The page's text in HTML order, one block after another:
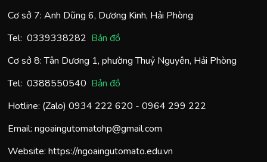
Cơ sở 7: Anh Dũng 6, Dương Kinh, Hải Phòng
Tel: 0339338282 Bản đồ
Cơ sở 8: Tân Dương 1, phường Thuỷ Nguyên, Hải Phòng
Tel: 0388550540 Bản đồ
Hotline: (Zalo) 0934 222 620 - 0964 299 222
Email: ngoaingutomatohp@gmail.com
Website: https://ngoaingutomato.edu.vn